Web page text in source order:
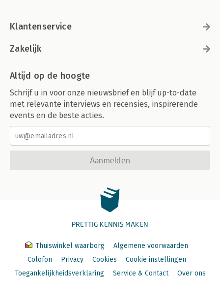
Klantenservice
Zakelijk
Altijd op de hoogte
Schrijf u in voor onze nieuwsbrief en blijf up-to-date
met relevante interviews en recensies, inspirerende
events en de beste acties.
Aanmelden
PRETTIG KENNIS MAKEN
Thuiswinkel waarborg
Algemene voorwaarden
Colofon
Privacy Cookies
Cookie instellingen
Toegankelijkheidsverklaring
Service & Contact Over ons